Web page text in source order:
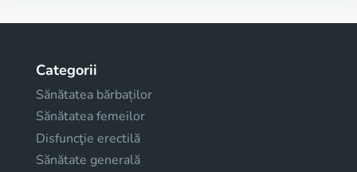
Categorii
Sănătatea bărbaților
Sănătatea femeilor
Disfuncţie erectilă
Sănătate generală